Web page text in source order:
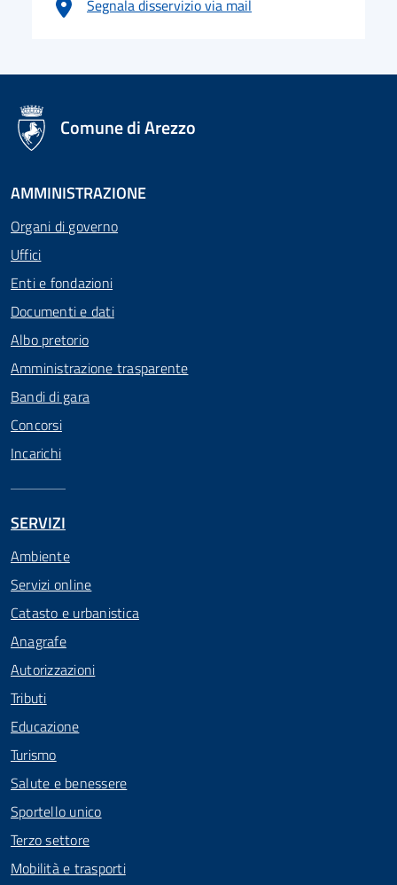
Segnala disservizio via mail
logo Unione Europea
Comune di Arezzo
AMMINISTRAZIONE
Organi di governo
Uffici
Enti e fondazioni
Documenti e dati
Albo pretorio
Amministrazione trasparente
Bandi di gara
Concorsi
Incarichi
SERVIZI
Ambiente
Servizi online
Catasto e urbanistica
Anagrafe
Autorizzazioni
Tributi
Educazione
Turismo
Salute e benessere
Sportello unico
Terzo settore
Mobilità e trasporti